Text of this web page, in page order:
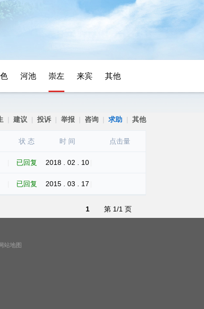
河池 崇左 来宾 其他
| 建议 | 投诉 | 举报 | 咨询 | 求助 | 其他
状 态 时 间 点击量
已回复 2018 . 02 . 10
已回复 2015 . 03 . 17
1 第 1/1 页
站地图